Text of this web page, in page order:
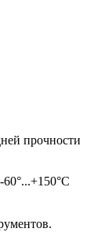
прочности